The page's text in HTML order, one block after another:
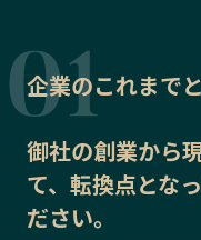
記事ライター
お問い合わせ 会社概要
企業のこれまで
御社の創業から
て、転換点とな
ださい。